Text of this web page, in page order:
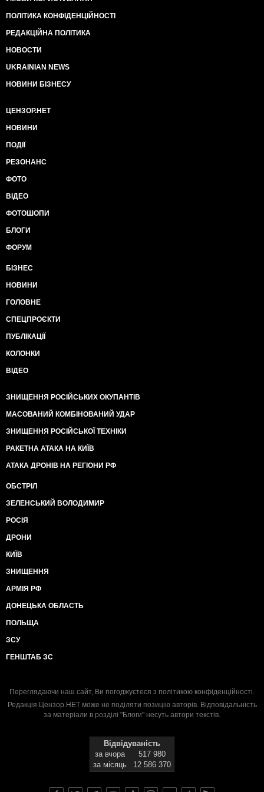
ПОЛІТИКА КОНФІДЕНЦІЙНОСТІ
РЕДАКЦІЙНА ПОЛІТИКА
НОВОСТИ
UKRAINIAN NEWS
НОВИНИ БІЗНЕСУ
ЦЕНЗОР.НЕТ
НОВИНИ
ПОДІЇ
РЕЗОНАНС
ФОТО
ВІДЕО
ФОТОШОПИ
БЛОГИ
ФОРУМ
БІЗНЕС
НОВИНИ
ГОЛОВНЕ
СПЕЦПРОЄКТИ
ПУБЛІКАЦІЇ
КОЛОНКИ
ВІДЕО
ЗНИЩЕННЯ РОСІЙСЬКИХ ОКУПАНТІВ
МАСОВАНИЙ КОМБІНОВАНИЙ УДАР
ЗНИЩЕННЯ РОСІЙСЬКОЇ ТЕХНІКИ
РАКЕТНА АТАКА НА КИЇВ
АТАКА ДРОНІВ НА РЕГІОНИ РФ
ОБСТРІЛ
ЗЕЛЕНСЬКИЙ ВОЛОДИМИР
РОСІЯ
ДРОНИ
КИЇВ
ЗНИЩЕННЯ
АРМІЯ РФ
ДОНЕЦЬКА ОБЛАСТЬ
ПОЛЬЩА
ЗСУ
ГЕНШТАБ ЗС
Переглядаючи наш сайт, Ви погоджуєтеся з політикою конфіденційності.
Редакція Цензор.НЕТ може не поділяти позицію авторів. Відповідальність
за матеріали в розділі "Блоги" несуть автори текстів.
Відвідуваність
за вчора
517 980
за місяць
12 586 370